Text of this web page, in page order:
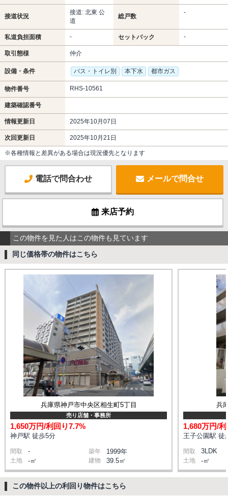
接道状況
接道: 北東 公
道
総戸数
-
私道負担面積 - セットバック -
取引態様 仲介
設備・条件 バス・トイレ別 本下水 都市ガス
物件番号 RHS-10561
建築確認番号
情報更新日 2025年10月07日
次回更新日 2025年10月21日
※各種情報と差異がある場合は現況優先となります
電話で問合わせ メールで問合せ
来店予約
この物件を見た人はこの物件も見ています
同じ価格帯の物件はこちら
兵庫県神戸市中央区相生町5丁目
売り店舗・事務所
1,650万円/利回り7.7%
神戸駅 徒歩5分
間取 - 築年 1999年
土地 -㎡ 建物 39.5㎡
兵
1,680万円/
王子公園駅 徒
間取 3LDK
土地 -㎡
この物件以上の利回り物件はこちら